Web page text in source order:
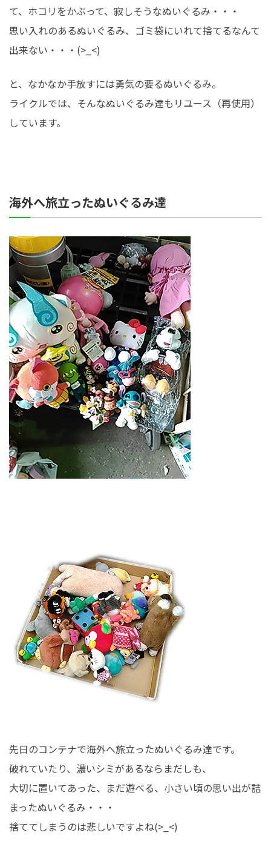
て、ホコリをかぶって、寂しそうなぬいぐるみ・・・
思い入れのあるぬいぐるみ、ゴミ袋にいれて捨てるなんて
出来ない・・・(>_<)
と、なかなか手放すには勇気の要るぬいぐるみ。
ライクルでは、そんなぬいぐるみ達もリユース（再使用）
しています。
海外へ旅立ったぬいぐるみ達
先日のコンテナで海外へ旅立ったぬいぐるみ達です。
破れていたり、濃いシミがあるならまだしも、
大切に置いてあった、まだ遊べる、小さい頃の思い出が詰
まったぬいぐるみ・・・
捨ててしまうのは悲しいですよね(>_<)